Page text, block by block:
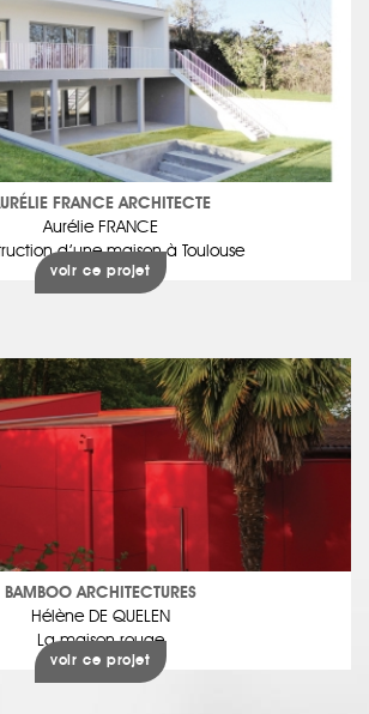
FRANCE ARCHITECTE
Aurélie FRANCE
d’une maison à Toulouse
voir ce projet
BAMBOO ARCHITECTURES
Hélène DE QUELEN
La maison rouge
voir ce projet